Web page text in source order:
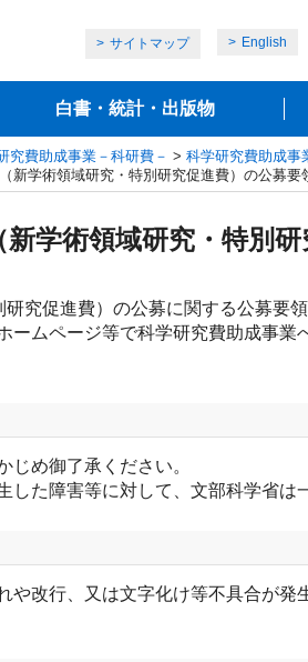
サイトマップ English
白書・統計・出版物
究費助成事業－科研費－ > 科学研究費助成事
新学術領域研究・特別研究促進費）の公募
学術領域研究・特別
促進費）の公募に関する公募要
ムページ等で科学研究費助成事
じめ御了承ください。
た障害等に対して、文部科学省
改行、又は文字化け等不具合が